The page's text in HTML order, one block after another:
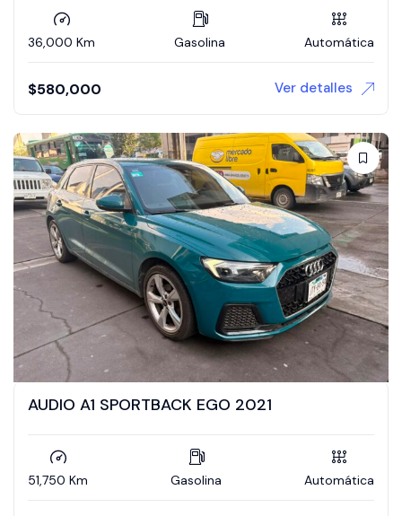
36,000 Km Gasolina Automática
$580,000 Ver detalles
AUDIO A1 SPORTBACK EGO 2021
51,750 Km Gasolina Automática